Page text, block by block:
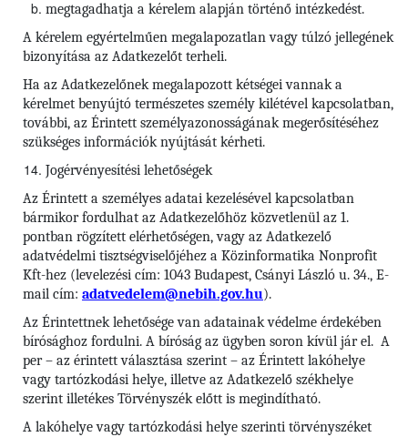
megtagadhatja a kérelem alapján történő intézkedést.
A kérelem egyértelműen megalapozatlan vagy túlzó jellegének
bizonyítása az Adatkezelőt terheli.
Ha az Adatkezelőnek megalapozott kétségei vannak a
kérelmet benyújtó természetes személy kilétével kapcsolatban,
további, az Érintett személyazonosságának megerősítéséhez
szükséges információk nyújtását kérheti.
Jogérvényesítési lehetőségek
Az Érintett a személyes adatai kezelésével kapcsolatban
bármikor fordulhat az Adatkezelőhöz közvetlenül az 1.
pontban rögzített elérhetőségen, vagy az Adatkezelő
adatvédelmi tisztségviselőjéhez a Közinformatika Nonprofit
Kft-hez (levelezési cím: 1043 Budapest, Csányi László u. 34., E-
mail cím: adatvedelem@nebih.gov.hu).
Az Érintettnek lehetősége van adatainak védelme érdekében
bírósághoz fordulni. A bíróság az ügyben soron kívül jár el. A
per – az érintett választása szerint – az Érintett lakóhelye
vagy tartózkodási helye, illetve az Adatkezelő székhelye
szerint illetékes Törvényszék előtt is megindítható.
A lakóhelye vagy tartózkodási helye szerinti törvényszéket